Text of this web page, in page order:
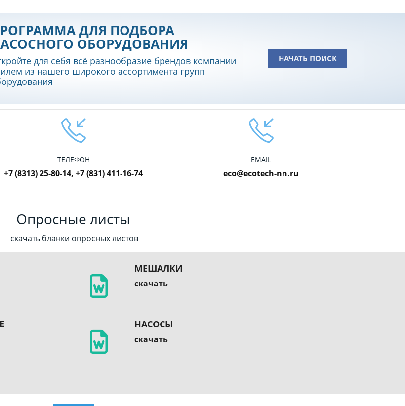
ДЛЯ ПОДБОРА
ОБОРУДОВАНИЯ
для себя всё разнообразие брендов компании
из нашего широкого ассортимента групп
НАЧАТЬ ПОИСК
ТЕЛЕФОН
+7 (8313) 25-80-14, +7 (831) 411-16-74
EMAIL
eco@ecotech-nn.ru
Опросные листы
скачать бланки опросных листов
МЕШАЛКИ
скачать
НАСОСЫ
скачать